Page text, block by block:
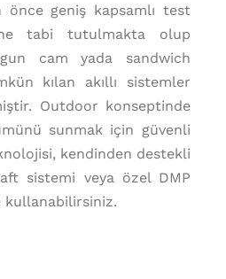
önce geniş kapsamlı test
tabi tutulmakta olup
cam yada sandwich
kılan akıllı sistemler
Outdoor konseptinde
sunmak için güvenli
kendinden destekli
sistemi veya özel DMP